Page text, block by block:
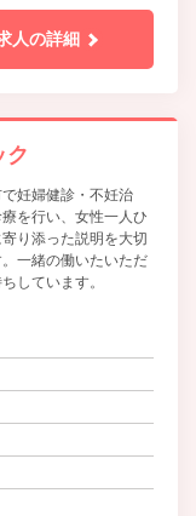
人の詳細
ク
妊婦健診・不妊治
を行い、女性一人ひ
り添った説明を大切
一緒の働いたいただ
しています。